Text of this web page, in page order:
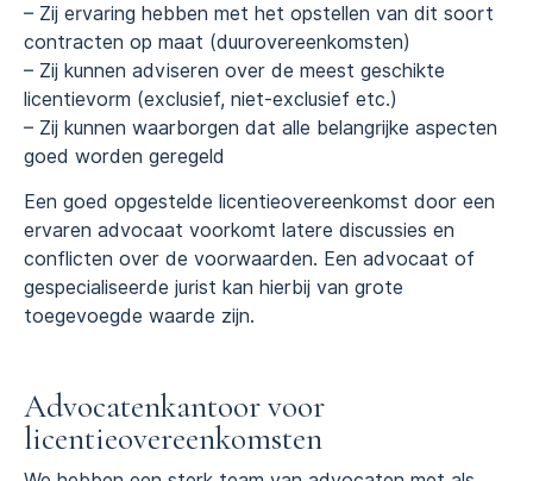
– Zij ervaring hebben met het opstellen van dit soort
contracten op maat (duurovereenkomsten)
– Zij kunnen adviseren over de meest geschikte
licentievorm (exclusief, niet-exclusief etc.)
– Zij kunnen waarborgen dat alle belangrijke aspecten
goed worden geregeld
Een goed opgestelde licentieovereenkomst door een
ervaren advocaat voorkomt latere discussies en
conflicten over de voorwaarden. Een advocaat of
gespecialiseerde jurist kan hierbij van grote
toegevoegde waarde zijn.
Advocatenkantoor voor
licentieovereenkomsten